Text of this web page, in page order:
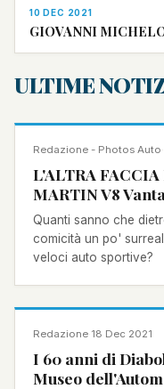
10 DEC 2021
GIOVANNI
ULTIME
NOTIZIA
Redazione - Photos Auto·
L'ALTRA FACCIA
MARTIN V8
Quanti sanno che
comicità un po'
veloci auto sportive?
NOTIZIA
Redazione·18 Dec 2021
I 60 anni di
Museo